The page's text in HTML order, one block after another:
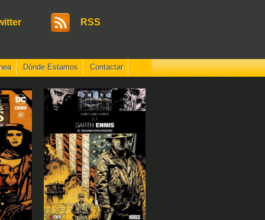
RSS
Dónde Estamos Contactar